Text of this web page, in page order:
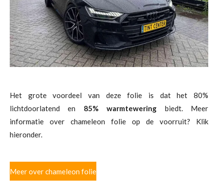
Het grote voordeel van deze folie is dat het 80%
lichtdoorlatend en 85% warmtewering biedt. Meer
informatie over chameleon folie op de voorruit? Klik
hieronder.
Meer over chameleon folie